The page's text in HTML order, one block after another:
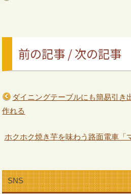
前の記事 / 次の記事
ダイニングテーブルにも簡易引き
作れる
ホクホク焼き芋を味わう路面電車「
SNS